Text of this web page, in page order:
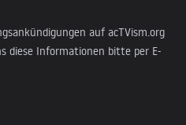
auf acTVism.org
diese Informationen bitte per E-